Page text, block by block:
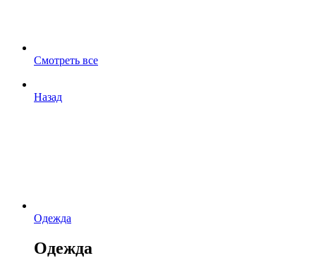
Смотреть все
Назад
Одежда
Одежда